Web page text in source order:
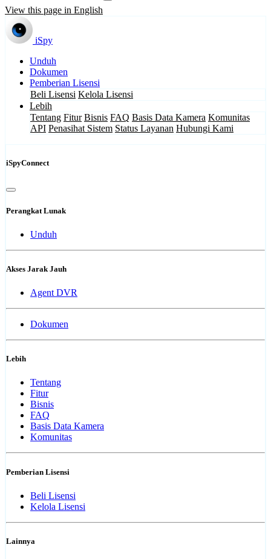
View this page in English
iSpy
Unduh
Dokumen
Pemberian Lisensi
Beli Lisensi Kelola Lisensi
Lebih
Tentang Fitur Bisnis FAQ Basis Data Kamera Komunitas
API Penasihat Sistem Status Layanan Hubungi Kami
iSpyConnect
Perangkat Lunak
Unduh
Akses Jarak Jauh
Agent DVR
Dokumen
Lebih
Tentang
Fitur
Bisnis
FAQ
Basis Data Kamera
Komunitas
Pemberian Lisensi
Beli Lisensi
Kelola Lisensi
Lainnya